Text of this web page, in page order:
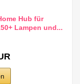
Hub für
Lampen und...